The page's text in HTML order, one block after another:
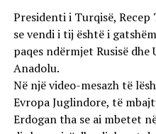
Presidenti i Turqisë,
se vendi i tij është i
paqes ndërmjet Rusisë
Anadolu.
Në një video-mesazh të
Evropa Juglindore, të
Erdogan tha se ai mbetet